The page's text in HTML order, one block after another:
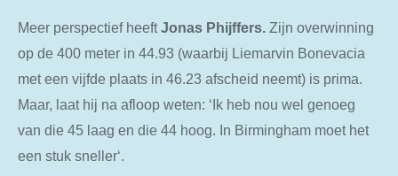
Meer perspectief heeftJonas Phijffers. Zijn overwinning
op de 400 meter in 44.93 (waarbij Liemarvin Bonevacia
met een vijfde plaats in 46.23 afscheid neemt) is prima.
Maar, laat hij na afloop weten: ‘Ik heb nou wel genoeg
van die 45 laag en die 44 hoog. In Birmingham moet het
een stuk sneller‘.